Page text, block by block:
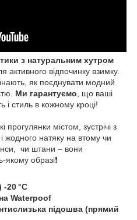
з натуральним хутром
активного відпочинку взимку.
як поєднувати модний
Ми гарантуємо , що ваші
і стиль в кожному кроці!
прогулянки містом, зустрічі з
жодного натяку на втому чи
чи штани – вони
образі❗
-20 °C
Waterpoof
підошва (прямий